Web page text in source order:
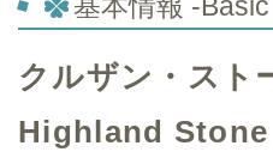
クルザン・スト
Highland